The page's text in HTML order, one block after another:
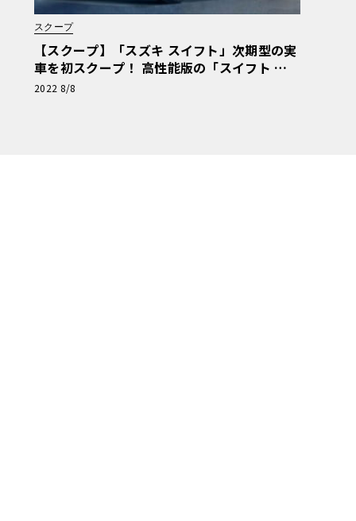
スクープ
【スクープ】「スズキ スイフト」次期型の実
車を初スクープ！ 高性能版の「スイフト ス
ポーツ」もあるぞ！
2022 8/8